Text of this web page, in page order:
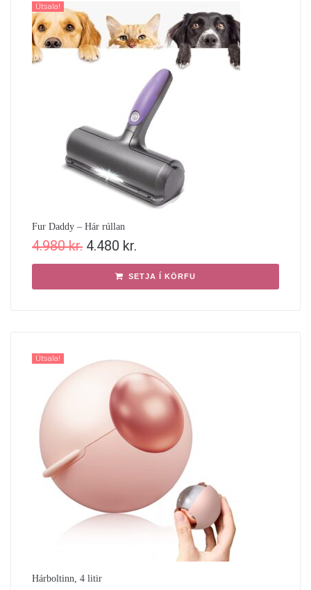
Útsala!
Fur Daddy – Hár rúllan
4.980kr. 4.480 kr.
SETJA Í KÖRFU
Útsala!
Hárboltinn, 4 litir